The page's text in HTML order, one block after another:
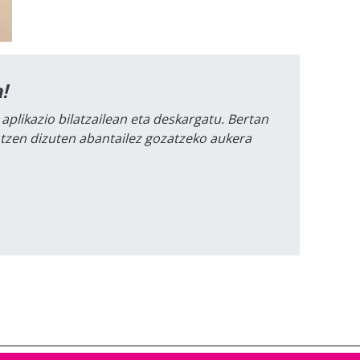
bilatzailean eta deskargatu. Bertan
dizuten abantailez gozatzeko aukera